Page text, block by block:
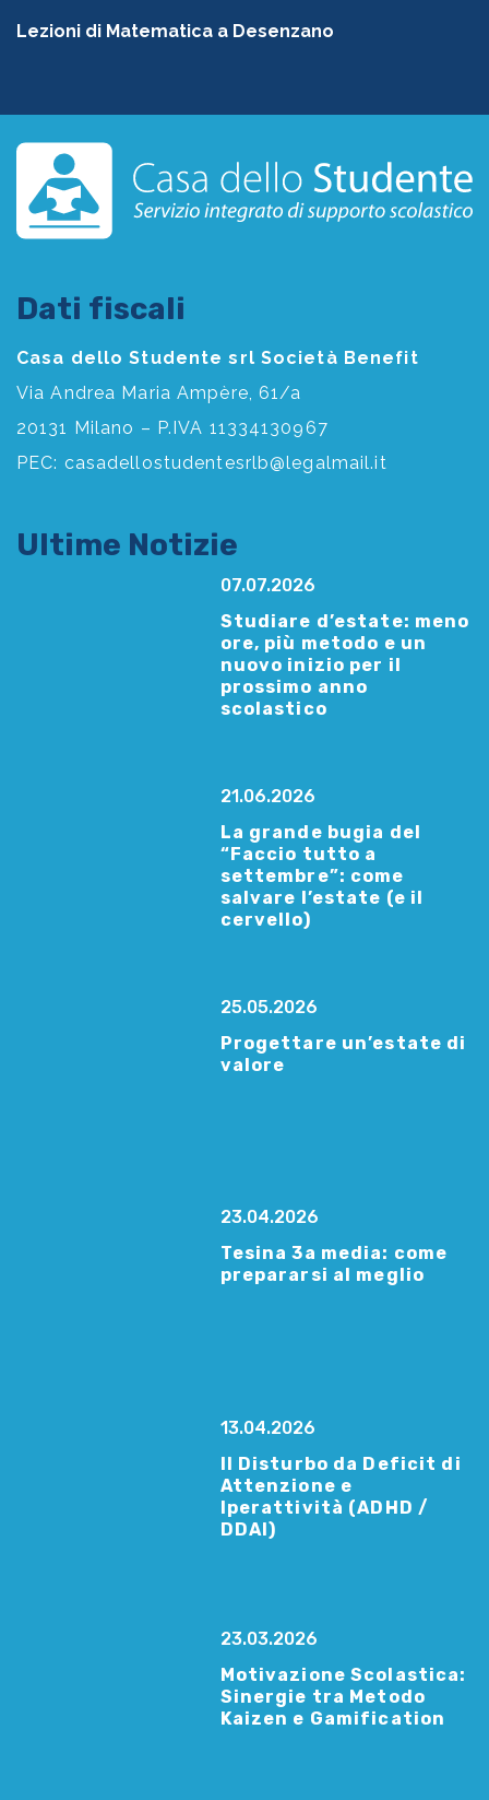
Lezioni di Matematica a Desenzano
Dati fiscali
Casa dello Studente srl Società Benefit
Via Andrea Maria Ampère, 61/a
20131 Milano – P.IVA 11334130967
PEC: casadellostudentesrlb@legalmail.it
Ultime Notizie
07.07.2026
Studiare d’estate: meno
ore, più metodo e un
nuovo inizio per il
prossimo anno
scolastico
21.06.2026
La grande bugia del
“Faccio tutto a
settembre”: come
salvare l’estate (e il
cervello)
25.05.2026
Progettare un’estate di
valore
23.04.2026
Tesina 3a media: come
prepararsi al meglio
13.04.2026
Il Disturbo da Deficit di
Attenzione e
Iperattività (ADHD /
DDAI)
23.03.2026
Motivazione Scolastica:
Sinergie tra Metodo
Kaizen e Gamification